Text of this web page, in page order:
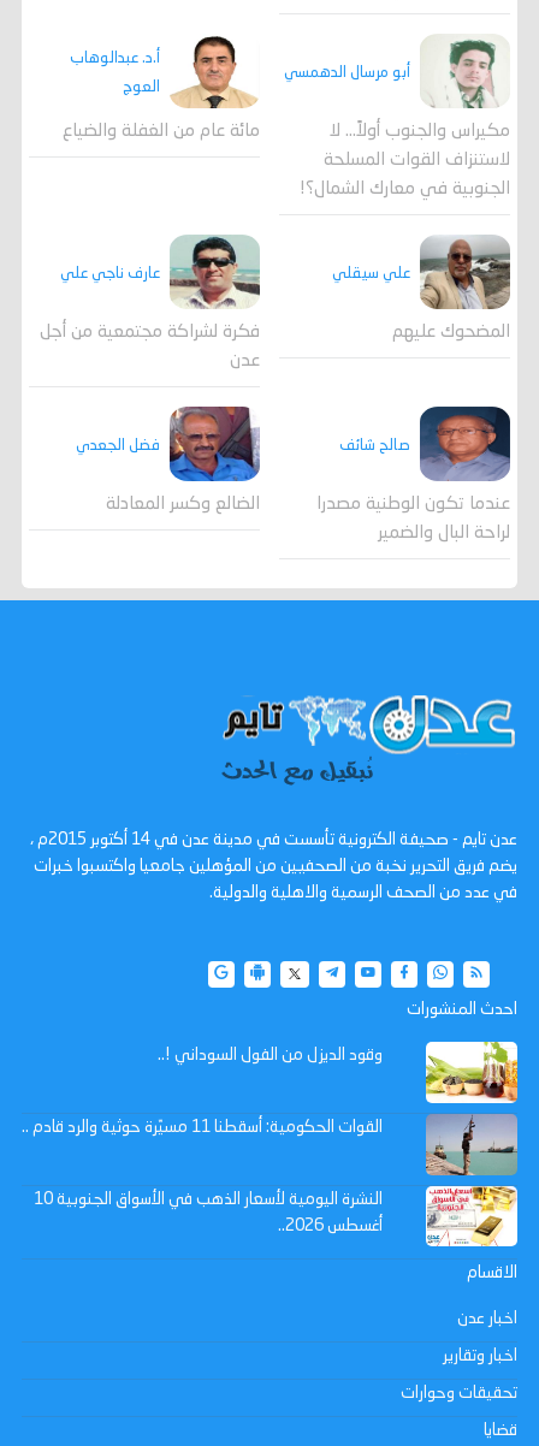
أبو مرسال الدهمسي
مكيراس والجنوب أولاً... لا
لاستنزاف القوات المسلحة
الجنوبية في معارك الشمال؟!
أ.د. عبدالوهاب
العوج
مائة عام من الغفلة والضياع
علي سيقلي
المضحوك عليهم
عارف ناجي علي
فكرة لشراكة مجتمعية من أجل
عدن
صالح شائف
عندما تكون الوطنية مصدرا
لراحة البال والضمير
فضل الجعدي
الضالع وكسر المعادلة
عدن تايم - صحيفة الكترونية تأسست في مدينة عدن في 14 أكتوبر 2015م ،
يضم فريق التحرير نخبة من الصحفيين من المؤهلين جامعيا واكتسبوا خبرات
في عدد من الصحف الرسمية والاهلية والدولية.
احدث المنشورات
وقود الديزل من الفول السوداني !..
القوات الحكومية: أسقطنا 11 مسيّرة حوثية والرد قادم ..
النشرة اليومية لأسعار الذهب في الأسواق الجنوبية 10
أغسطس 2026..
الاقسام
اخبار عدن
اخبار وتقارير
تحقيقات وحوارات
قضايا